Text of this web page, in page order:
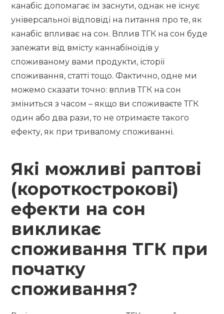
канабіс допомагає їм заснути, однак не існує
універсальної відповіді на питання про те, як
канабіс впливає на сон. Вплив ТГК на сон буде
залежати від вмісту каннабіноїдів у
споживаному вами продукти, історії
споживання, статті тощо. Фактично, одне ми
можемо сказати точно: вплив ТГК на сон
зміниться з часом – якщо ви споживаєте ТГК
один або два рази, то не отримаєте такого
ефекту, як при тривалому споживанні.
Які можливі раптові
(короткострокові)
ефекти на сон
викликає
споживання ТГК при
початку
споживання?